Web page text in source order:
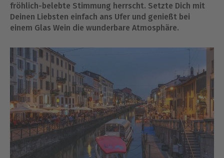
fröhlich-belebte Stimmung herrscht. Setzte Dich mit
Deinen Liebsten einfach ans Ufer und genießt bei
einem Glas Wein die wunderbare Atmosphäre.